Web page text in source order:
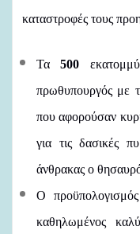
καταστροφές τους
Τα500
πρωθυπουργός με
που αφορούσαν
για τις δασικές
άνθρακας ο
Ο
καθηλωμένος